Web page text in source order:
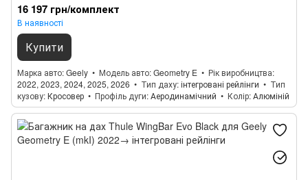
16 197 грн/комплект
В наявності
Купити
Марка авто Geely Модель авто Geometry E
Рік виробництва
2022, 2023, 2024, 2025, 2026
Тип даху інтегровані рейлінги
Тип
кузову Кросовер Профіль дуги Аеродинамічний Колір Алюміній